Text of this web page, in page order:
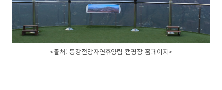
<출처: 동강전망자연휴양림 캠핑장 홈페이지>